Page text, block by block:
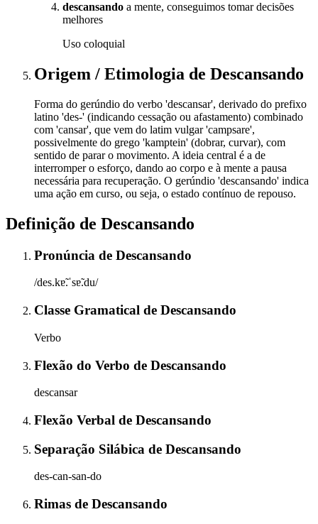
descansando a mente, conseguimos tomar decisões
melhores
Uso coloquial
Origem / Etimologia de Descansando
Forma do gerúndio do verbo 'descansar', derivado do prefixo
latino 'des-' (indicando cessação ou afastamento) combinado
com 'cansar', que vem do latim vulgar 'campsare',
possivelmente do grego 'kamptein' (dobrar, curvar), com
sentido de parar o movimento. A ideia central é a de
interromper o esforço, dando ao corpo e à mente a pausa
necessária para recuperação. O gerúndio 'descansando' indica
uma ação em curso, ou seja, o estado contínuo de repouso.
Definição de Descansando
Pronúncia de Descansando
/des.kɐ̃.ˈsɐ̃.du/
Classe Gramatical de Descansando
Verbo
Flexão do Verbo de Descansando
descansar
Flexão Verbal de Descansando
Separação Silábica de Descansando
des-can-san-do
Rimas de Descansando